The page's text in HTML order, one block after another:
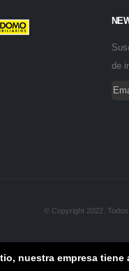
nuestra empresa